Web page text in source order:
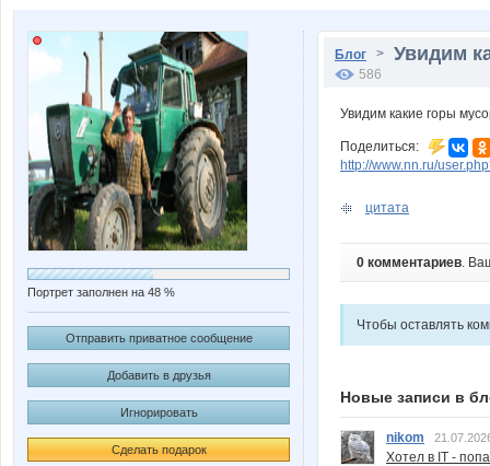
Портрет заполнен на 48 %
Отправить приватное сообщение
Добавить в друзья
Игнорировать
Сделать подарок
Блог > Увидим
586
Увидим какие горы
Поделиться:
http://www.nn.ru/
цитата
0 комментариев.
Чтобы оставлять
Новые записи в
nikom
Хотел в IT -